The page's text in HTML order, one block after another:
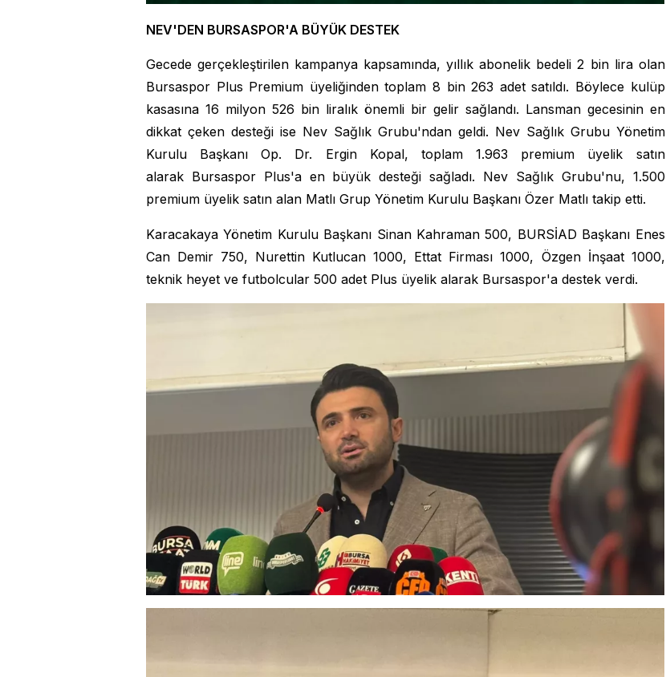
NEV'DEN BURSASPOR'A BÜYÜK DESTEK
Gecede gerçekleştirilen kampanya kapsamında, yıllık abonelik bedeli 2 bin lira olan
Bursaspor Plus Premium üyeliğinden toplam 8 bin 263 adet satıldı. Böylece kulüp
kasasına 16 milyon 526 bin liralık önemli bir gelir sağlandı. Lansman gecesinin en
dikkat çeken desteği ise Nev Sağlık Grubu'ndan geldi. Nev Sağlık Grubu Yönetim
Kurulu Başkanı Op. Dr. Ergin Kopal, toplam 1.963 premium üyelik satın
alarak Bursaspor Plus'a en büyük desteği sağladı. Nev Sağlık Grubu'nu, 1.500
premium üyelik satın alan Matlı Grup Yönetim Kurulu Başkanı Özer Matlı takip etti.
Karacakaya Yönetim Kurulu Başkanı Sinan Kahraman 500, BURSİAD Başkanı Enes
Can Demir 750, Nurettin Kutlucan 1000, Ettat Firması 1000, Özgen İnşaat 1000,
teknik heyet ve futbolcular 500 adet Plus üyelik alarak Bursaspor'a destek verdi.